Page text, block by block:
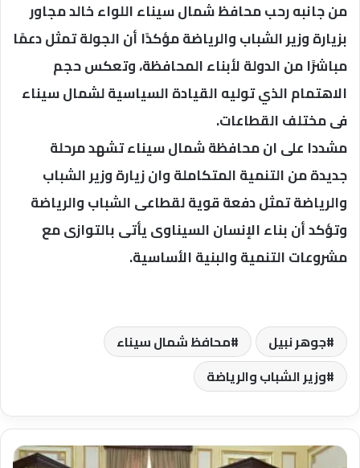
من جانبه رحب محافظ شمال سيناء اللواء خالد مجاور
بزيارة وزير الشباب والرياضة مؤكدًا أن الجولة تمثل دعمًا
مباشرًا من الدولة لأبناء المحافظة، وتعكس حجم
الاهتمام الذي توليه القيادة السياسية لشمال سيناء
فى مختلف القطاعات.
مشددا على ان محافظة شمال سيناء تشهد مرحلة
جديدة من التنمية المتكاملة وان زيارة وزير الشباب
والرياضة تمثل دفعة قوية لقطاعى الشباب والرياضة
وتؤكد أن بناء الإنسان السيناوى يأتى بالتوازى مع
مشروعات التنمية والبنية الأساسية.
جوهر نبيل
محافظ شمال سيناء
وزير الشباب والرياضة
رئيس